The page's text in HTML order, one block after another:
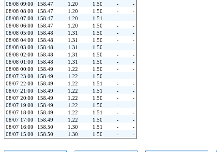
08/08 09:00
158.47 1.20 1.50 -
-
08/08 08:00
158.47 1.20 1.50 -
-
08/08 07:00
158.47 1.20 1.51 -
-
08/08 06:00
158.47 1.20 1.50 -
-
08/08 05:00
158.48 1.31 1.50 -
-
08/08 04:00
158.48 1.31 1.50 -
-
08/08 03:00
158.48 1.31 1.50 -
-
08/08 02:00
158.48 1.31 1.50 -
-
08/08 01:00
158.48 1.31 1.50 -
-
08/08 00:00
158.49 1.22 1.50 -
-
08/07 23:00
158.49 1.22 1.50 -
-
08/07 22:00
158.49 1.22 1.51 -
-
08/07 21:00
158.49 1.22 1.51 -
-
08/07 20:00
158.49 1.22 1.50 -
-
08/07 19:00
158.49 1.22 1.50 -
-
08/07 18:00
158.49 1.22 1.51 -
-
08/07 17:00
158.49 1.22 1.50 -
-
08/07 16:00
158.50 1.30 1.51 -
-
08/07 15:00
158.50 1.30 1.50 -
-